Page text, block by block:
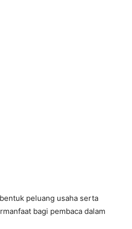
peluang usaha serta
bagi pembaca dalam